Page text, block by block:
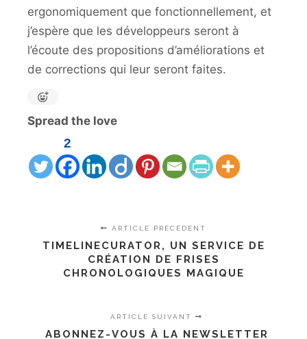
ergonomiquement que fonctionnellement, et
j’espère que les développeurs seront à
l’écoute des propositions d’améliorations et
de corrections qui leur seront faites.
Spread the love
2
ARTICLE PRÉCÉDENT
TIMELINECURATOR, UN SERVICE DE
CRÉATION DE FRISES
CHRONOLOGIQUES MAGIQUE
ARTICLE SUIVANT
ABONNEZ-VOUS À LA NEWSLETTER